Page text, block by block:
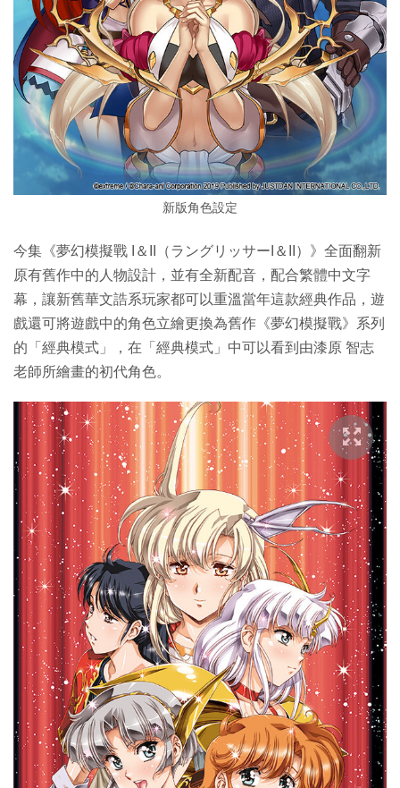
新版角色設定
今集《夢幻模擬戰 I＆II（ラングリッサーI＆II）》全面翻新
原有舊作中的人物設計，並有全新配音，配合繁體中文字
幕，讓新舊華文誥系玩家都可以重溫當年這款經典作品，遊
戲還可將遊戲中的角色立繪更換為舊作《夢幻模擬戰》系列
的「經典模式」，在「經典模式」中可以看到由漆原 智志
老師所繪畫的初代角色。